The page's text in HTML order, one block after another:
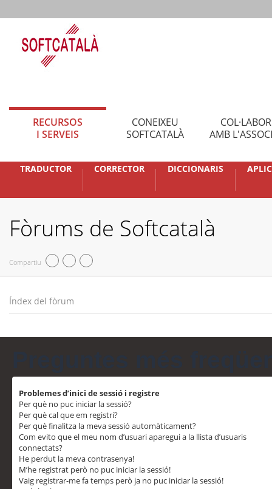
RECURSOS
I SERVEIS
CONEIXEU
SOFTCATALÀ
AMB
TRADUCTOR CORRECTOR DICCIONARIS
Fòrums de Softcatalà
Compartiu
Índex del fòrum
Problemes d’inici de sessió i registre
Per què no puc iniciar la sessió?
Per què cal que em registri?
Per què finalitza la meva sessió automàticament?
Com evito que el meu nom d’usuari aparegui a la llista d’usuaris
connectats?
He perdut la meva contrasenya!
M’he registrat però no puc iniciar la sessió!
Vaig registrar-me fa temps però ja no puc iniciar la sessió!